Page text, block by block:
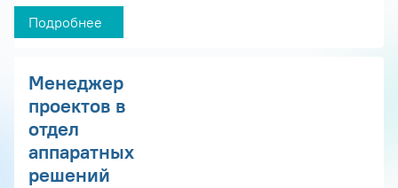
Подробнее
Менеджер
проектов в
отдел
аппаратных
решений